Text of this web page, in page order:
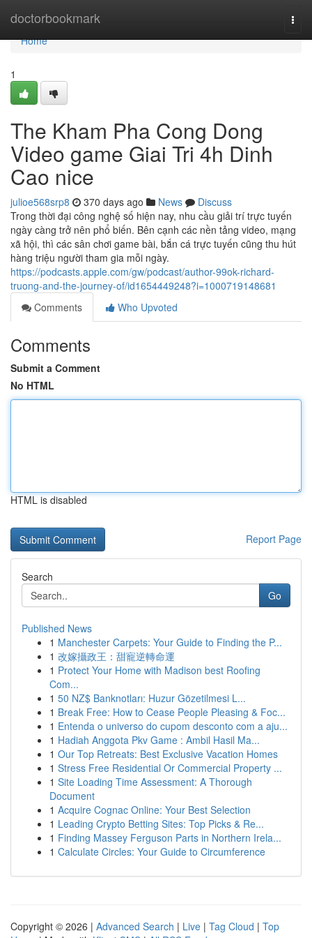
doctorbookmark
Home
Home
1
The Kham Pha Cong Dong
Video game Giai Tri 4h Dinh
Cao nice
julioe568srp8 370 days ago News
Discuss
Trong thời đại công nghệ số hiện nay, nhu cầu giải trí trực tuyến
ngày càng trở nên phổ biến. Bên cạnh các nền tảng video, mạng
xã hội, thì các sân chơi game bài, bắn cá trực tuyến cũng thu hút
hàng triệu người tham gia mỗi ngày.
https://podcasts.apple.com/gw/podcast/author-99ok-richard-
truong-and-the-journey-of/id1654449248?i=1000719148681
Comments
Who Upvoted
Comments
Submit a Comment
No HTML
HTML is disabled
Report Page
Search
Go
Published News
1 Manchester Carpets: Your Guide to Finding the P...
1 改嫁攝政王：甜寵逆轉命運
1 Protect Your Home with Madison best Roofing
Com...
1 50 NZ$ Banknotları: Huzur Gözetilmesi L...
1 Break Free: How to Cease People Pleasing & Foc...
1 Entenda o universo do cupom desconto com a aju...
1 Hadiah Anggota Pkv Game : Ambil Hasil Ma...
1 Our Top Retreats: Best Exclusive Vacation Homes
1 Stress Free Residential Or Commercial Property ...
1 Site Loading Time Assessment: A Thorough
Document
1 Acquire Cognac Online: Your Best Selection
1 Leading Crypto Betting Sites: Top Picks & Re...
1 Finding Massey Ferguson Parts in Northern Irela...
1 Calculate Circles: Your Guide to Circumference
Copyright © 2026 | Advanced Search | Live | Tag Cloud | Top